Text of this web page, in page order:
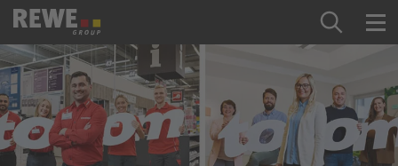
Zum Inhalt springen
Startseite
REWE Group als Arbeitgeber